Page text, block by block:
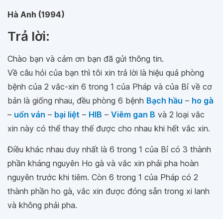
Hà Anh (1994)
Trả lời:
Chào bạn và cảm ơn bạn đã gửi thông tin.
Về câu hỏi của bạn thì tôi xin trả lời là hiệu quả phòng
bệnh của 2 vắc-xin 6 trong 1 của Pháp và của Bỉ về cơ
bản là giống nhau, đều phòng 6 bệnh Bạch hầu – ho gà
– uốn ván – bại liệt – HIB – Viêm gan B và 2 loại vắc
xin này có thể thay thế được cho nhau khi hết vắc xin.
Điều khác nhau duy nhất là 6 trong 1 của Bỉ có 3 thành
phần kháng nguyên Ho gà và vắc xin phải pha hoàn
nguyên trước khi tiêm. Còn 6 trong 1 của Pháp có 2
thành phần ho gà, vắc xin được đóng sẵn trong xi lanh
và không phải pha.